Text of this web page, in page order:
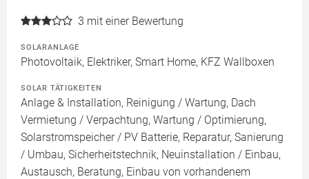
3 mit einer Bewertung
SOLARANLAGE
Photovoltaik, Elektriker, Smart Home, KFZ Wallboxen
SOLAR TÄTIGKEITEN
Anlage & Installation, Reinigung / Wartung, Dach
Vermietung / Verpachtung, Wartung / Optimierung,
Solarstromspeicher / PV Batterie, Reparatur, Sanierung
/ Umbau, Sicherheitstechnik, Neuinstallation / Einbau,
Austausch, Beratung, Einbau von vorhandenem